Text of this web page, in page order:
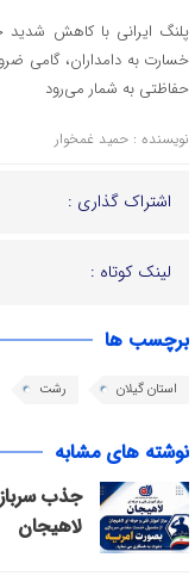
پلنگ ایرانی با کاهش
خسارت به دامداران، گامی
حفاظتی به شمار می‌رود
نویسنده : حمید غمخوار
اشتراک گذاری :
لینک کوتاه :
برچسب ها
استان گیلان رشت
نوشته های مشابه
جذب
لاهیجان